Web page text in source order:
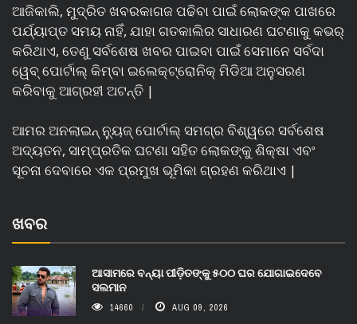
ଆଜିକାଲି, ମୁଦ୍ରିତ ଖବରକାଗଜ ପଢିବା ପାଇଁ ଲୋକଙ୍କ ପାଖରେ
ପର୍ଯ୍ୟାପ୍ତ ସମୟ ନାହିଁ, ଯାହା ଗତକାଲିର ସାଧାରଣ ଘଟଣାକୁ କଭର୍
କରିଥାଏ, ତେଣୁ ସର୍ବଶେଷ ଖବର ପାଇବା ପାଇଁ ସେମାନେ ସର୍ବଦା
ୱେବ୍ ପୋର୍ଟାଲ୍ କିମ୍ବା ଇଲେକ୍ଟ୍ରୋନିକ୍ ମିଡିଆ ଅନୁସରଣ
କରିବାକୁ ଆଗ୍ରହୀ ଅଟନ୍ତି |
ଆମର ଅନଲାଇନ୍ ନ୍ୟୁଜ୍ ପୋର୍ଟାଲ୍ ସମଗ୍ର ବିଶ୍ୱରେ ସର୍ବଶେଷ
ଅଦ୍ୟତନ, ସାମ୍ପ୍ରତିକ ଘଟଣା ସହିତ ଲୋକଙ୍କୁ ଶିକ୍ଷା ଏବଂ
ସୂଚନା ଦେବାରେ ଏକ ପ୍ରମୁଖ ଭୂମିକା ଗ୍ରହଣ କରିଥାଏ |
ଖବର
ଆସାମରେ ବନ୍ୟା ପୀଡ଼ିତଙ୍କୁ ୫୦୦ ଘର ଯୋଗାଇଦେବେ
ସଲମାନ
14660 AUG 09, 2026